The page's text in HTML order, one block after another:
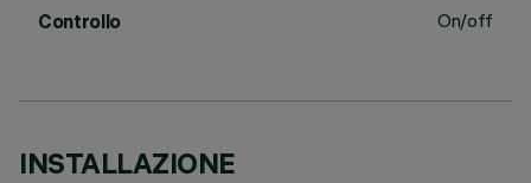
Controllo On/off
INSTALLAZIONE